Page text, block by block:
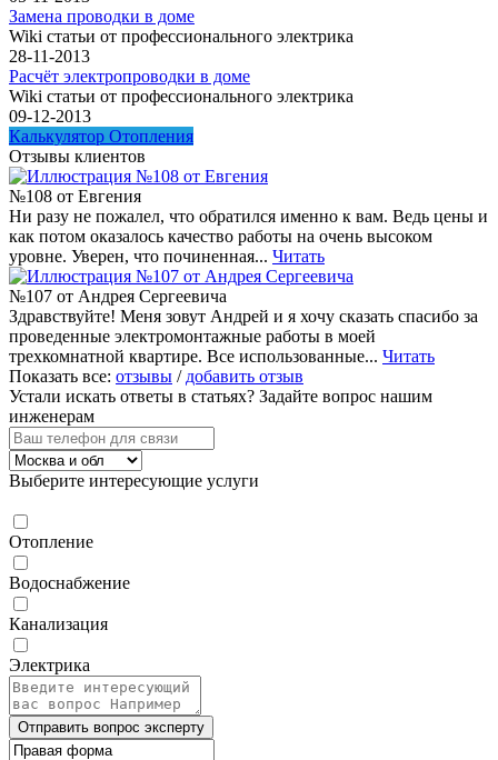
Замена проводки в доме
Wiki статьи от профессионального электрика
28-11-2013
Расчёт электропроводки в доме
Wiki статьи от профессионального электрика
09-12-2013
Калькулятор Отопления
Отзывы клиентов
№108 от Евгения
Ни разу не пожалел, что обратился именно к вам. Ведь цены и
как потом оказалось качество работы на очень высоком
уровне. Уверен, что починенная... Читать
№107 от Андрея Сергеевича
Здравствуйте! Меня зовут Андрей и я хочу сказать спасибо за
проведенные электромонтажные работы в моей
трехкомнатной квартире. Все использованные... Читать
Показать все: отзывы / добавить отзыв
Устали искать ответы в статьях? Задайте вопрос нашим
инженерам
Выберите интересующие услуги
Отопление
Водоснабжение
Канализация
Электрика
Отправить вопрос эксперту